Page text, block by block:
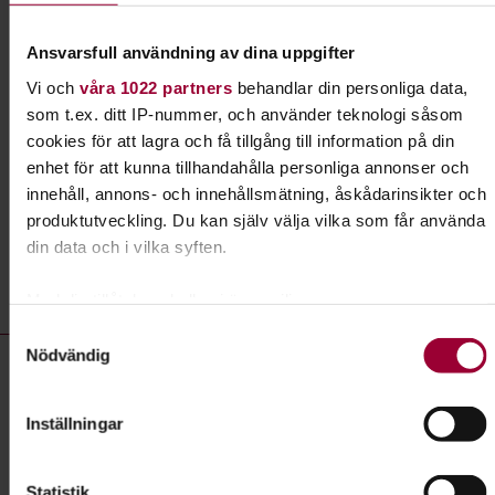
Ansvarsfull användning av dina uppgifter
Vi och våra 1022 partnersbehandlar din personliga data,
som t.ex. ditt IP-nummer, och använder teknologi såsom
cookies för att lagra och få tillgång till information på din
enhet för att kunna tillhandahålla personliga annonser och
innehåll, annons- och innehållsmätning, åskådarinsikter och
produktutveckling. Du kan själv välja vilka som får använda
din data och i vilka syften.
kan ha en noggrannhet på upp till flera meter
Ta reda på mer om hur dina personliga uppgifter behandlas
Samtyckesval
Nödvändig
Inställningar
Har du en hund som vill lära sig nya tricks? Gillar
du att tävla? Prova rallylydnad!
Läs mer om ämnet
Liknande kurser inom
Lydnad- kurser, studiecirklar & evenemang (13 rader)
Föreläsning:
Dag